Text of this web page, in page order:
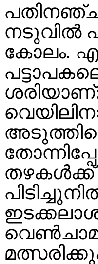
നടുവിൽ
കോലം.
തഴകൾക്ക്